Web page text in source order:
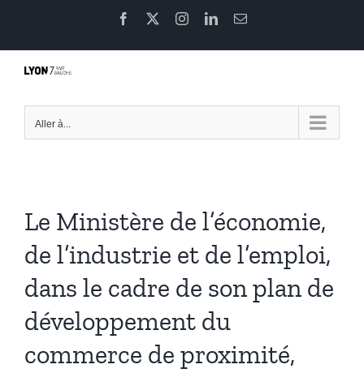
contenu
Facebook InstagramLinkedInEmail
Aller à...
Le Ministère de l’économie,
de l’industrie et de l’emploi,
dans le cadre de son plan de
développement du
commerce de proximité,